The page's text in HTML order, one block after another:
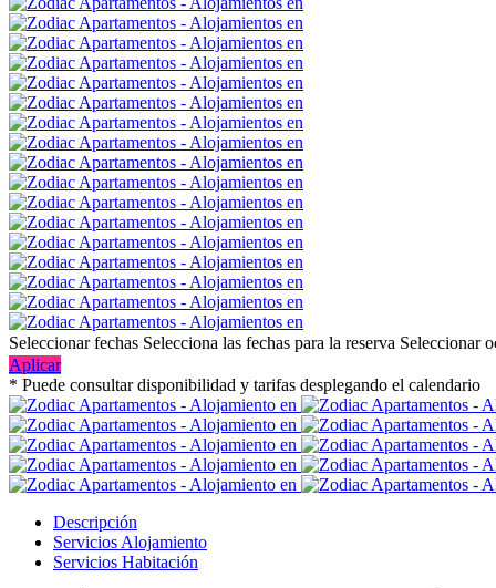
Seleccionar fechas Selecciona las fechas para la reserva Seleccionar
Aplicar
* Puede consultar disponibilidad y tarifas desplegando el calendario
Descripción
Servicios Alojamiento
Servicios Habitación